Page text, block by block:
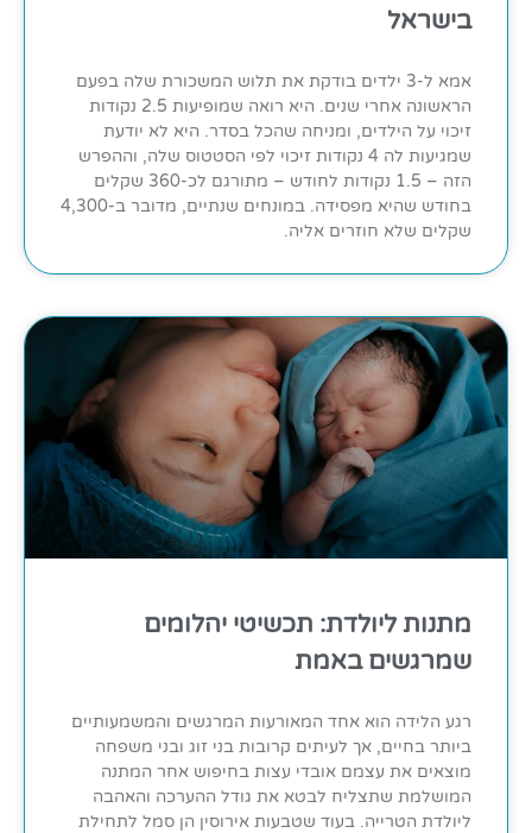
בישראל
אמא ל-3 ילדים בודקת את תלוש המשכורת שלה בפעם
הראשונה אחרי שנים. היא רואה שמופיעות 2.5 נקודות
זיכוי על הילדים, ומניחה שהכל בסדר. היא לא יודעת
שמגיעות לה 4 נקודות זיכוי לפי הסטטוס שלה, וההפרש
הזה – 1.5 נקודות לחודש – מתורגם לכ-360 שקלים
בחודש שהיא מפסידה. במונחים שנתיים, מדובר ב-4,300
שקלים שלא חוזרים אליה.
מתנות ליולדת: תכשיטי יהלומים
שמרגשים באמת
רגע הלידה הוא אחד המאורעות המרגשים והמשמעותיים
ביותר בחיים, אך לעיתים קרובות בני זוג ובני משפחה
מוצאים את עצמם אובדי עצות בחיפוש אחר המתנה
המושלמת שתצליח לבטא את גודל ההערכה והאהבה
ליולדת הטרייה. בעוד שטבעות אירוסין הן סמל לתחילת